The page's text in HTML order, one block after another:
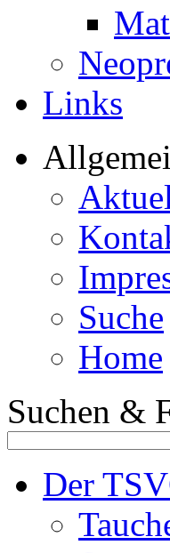
Links
Suche
Home
Suchen &
Der